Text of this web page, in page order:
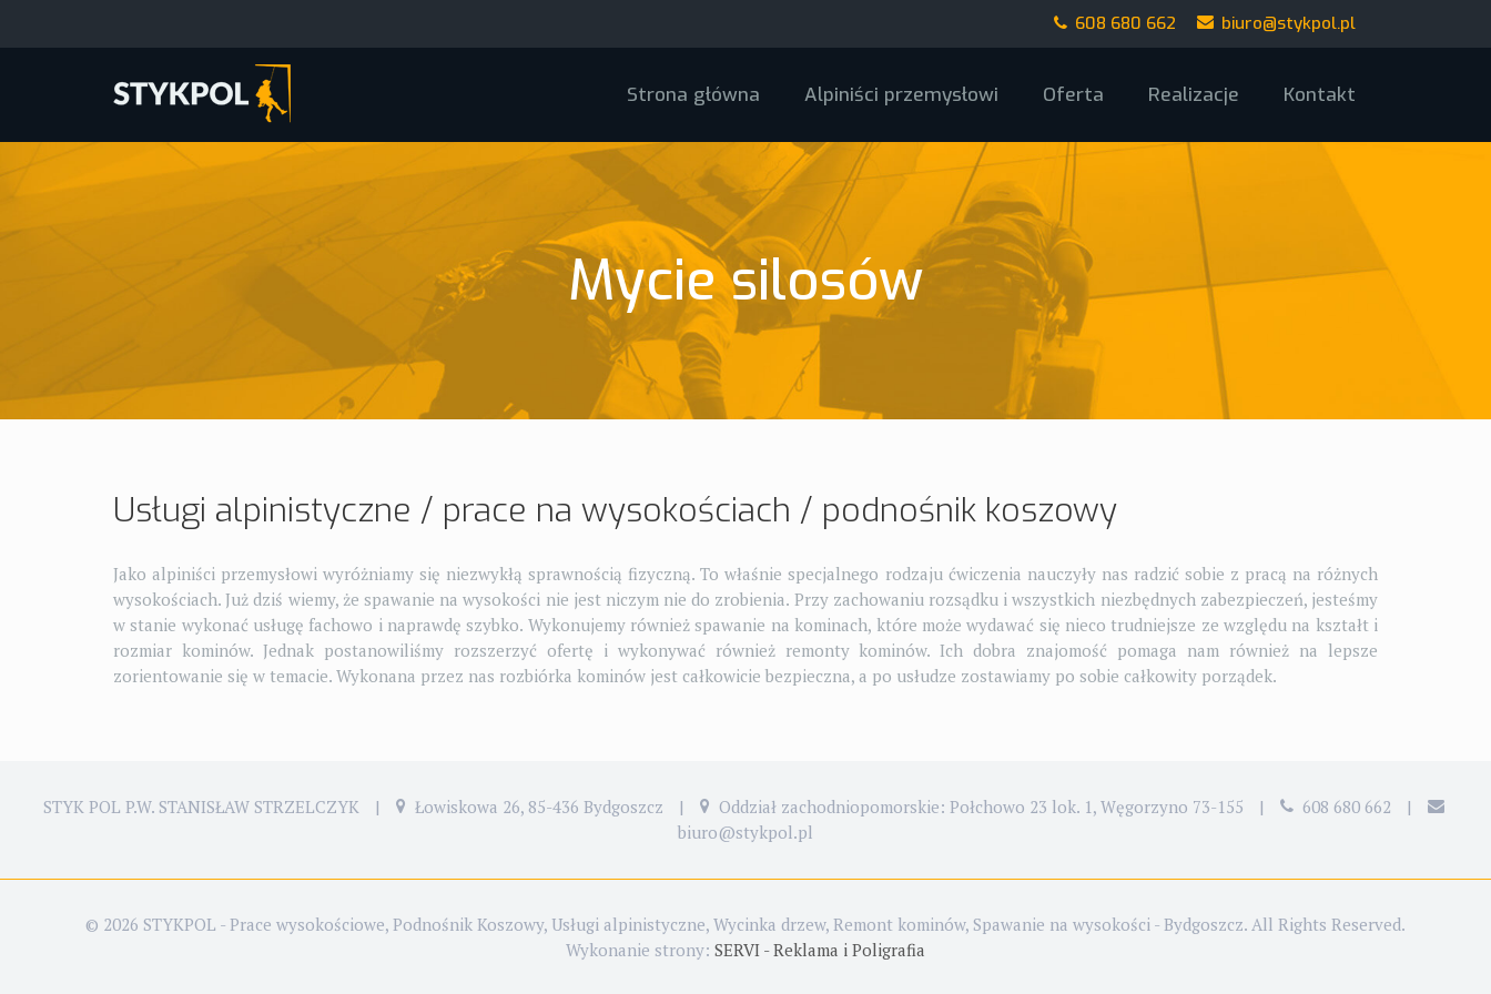
608 680 662 biuro@stykpol.pl
Strona główna Alpiniści przemysłowi Oferta Realizacje Kontakt
Mycie silosów
Usługi alpinistyczne / prace na wysokościach / podnośnik koszowy
Jako alpiniści przemysłowi wyróżniamy się niezwykłą sprawnością fizyczną. To właśnie specjalnego rodzaju ćwiczenia nauczyły nas radzić sobie z pracą na różnych
wysokościach. Już dziś wiemy, że spawanie na wysokości nie jest niczym nie do zrobienia. Przy zachowaniu rozsądku i wszystkich niezbędnych zabezpieczeń, jesteśmy
w stanie wykonać usługę fachowo i naprawdę szybko. Wykonujemy również spawanie na kominach, które może wydawać się nieco trudniejsze ze względu na kształt i
rozmiar kominów. Jednak postanowiliśmy rozszerzyć ofertę i wykonywać również remonty kominów. Ich dobra znajomość pomaga nam również na lepsze
zorientowanie się w temacie. Wykonana przez nas rozbiórka kominów jest całkowicie bezpieczna, a po usłudze zostawiamy po sobie całkowity porządek.
STYK POL P.W. STANISŁAW STRZELCZYK | Łowiskowa 26, 85-436 Bydgoszcz | Oddział zachodniopomorskie: Połchowo 23 lok. 1, Węgorzyno 73-155 | 608 680 662
|
biuro@stykpol.pl
© 2026 STYKPOL - Prace wysokościowe, Podnośnik Koszowy, Usługi alpinistyczne, Wycinka drzew, Remont kominów, Spawanie na wysokości - Bydgoszcz. All Rights Reserved.
Wykonanie strony: SERVI - Reklama i Poligrafia